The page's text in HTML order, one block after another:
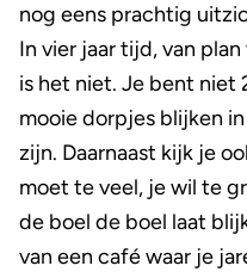
nog eens prachtig
In vier jaar tijd, van
is het niet. Je bent niet
mooie dorpjes blijken
zijn. Daarnaast kijk je
moet te veel, je wil te
de boel de boel laat
van een café waar je